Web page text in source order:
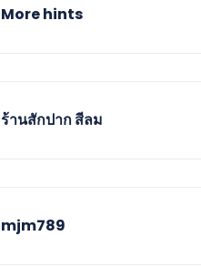
More hints
ร้านสักปาก สีลม
mjm789